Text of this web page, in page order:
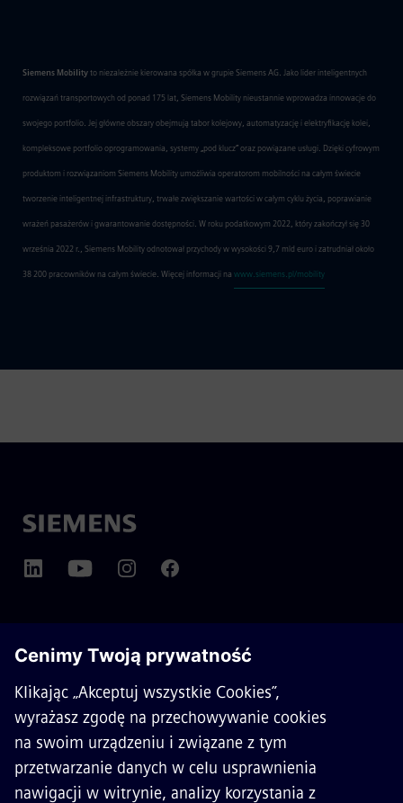
Siemens Mobilityto niezależnie kierowana spółka w grupie Siemens AG. Jako lider inteligentnych
rozwiązań transportowych od ponad 175 lat, Siemens Mobility nieustannie wprowadza innowacje do
swojego portfolio. Jej główne obszary obejmują tabor kolejowy, automatyzację i elektryfikację kolei,
kompleksowe portfolio oprogramowania, systemy „pod klucz” oraz powiązane usługi. Dzięki cyfrowym
produktom i rozwiązaniom Siemens Mobility umożliwia operatorom mobilności na całym świecie
tworzenie inteligentnej infrastruktury, trwałe zwiększanie wartości w całym cyklu życia, poprawianie
wrażeń pasażerów i gwarantowanie dostępności. W roku podatkowym 2022, który zakończył się 30
września 2022 r., Siemens Mobility odnotował przychody w wysokości 9,7 mld euro i zatrudniał około
38 200 pracowników na całym świecie. Więcej informacji na www.siemens.pl/mobility
O SIEMENS MOBILITY
KONTAKT
KARIERA